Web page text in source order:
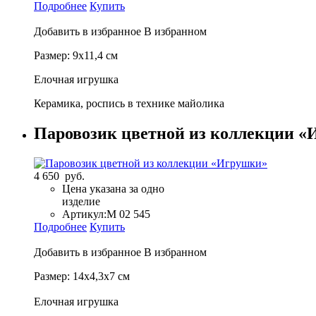
Подробнее Купить
Добавить в избранное В избранном
Размер: 9х11,4 см
Елочная игрушка
Керамика, роспись в технике майолика
Паровозик цветной из коллекции
4 650 руб.
Цена указана за одно
изделие
Артикул:М 02 545
Подробнее Купить
Добавить в избранное В избранном
Размер: 14х4,3х7 см
Елочная игрушка